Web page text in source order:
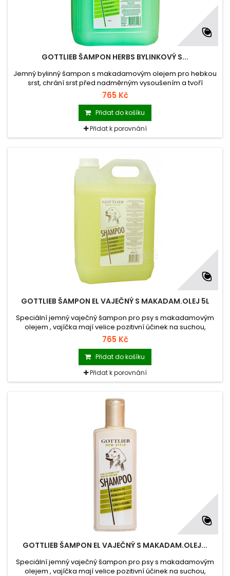
GOTTLIEB ŠAMPON HERBS BYLINKOVÝ S...
Jemný bylinný šampon s makadamovým olejem pro hebkou
srst, chrání srst před nadměrným vysoušením a tvoří
ochranný film na kůži, určený pro všechna psí plemena a stáří
psů.
765 Kč
Přidat do košíku
Přidat k porovnání
GOTTLIEB ŠAMPON EL VAJEČNÝ S MAKADAM.OLEJ 5L
Speciální jemný vaječný šampon pro psy s makadamovým
olejem , vajíčka mají velice pozitivní účinek na suchou,
lámavou a vypadávající srst, spolu s makadamovým olejem
dodávají srsti kvalitní výživu, lesk a sílu.
765 Kč
Přidat do košíku
Přidat k porovnání
GOTTLIEB ŠAMPON EL VAJEČNÝ S MAKADAM.OLEJ...
Speciální jemný vaječný šampon pro psy s makadamovým
olejem , vajíčka mají velice pozitivní účinek na suchou,